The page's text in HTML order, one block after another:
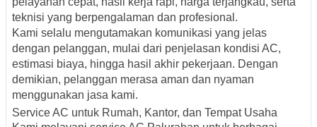
teknisi yang berpengalaman dan profesional.
Kami selalu mengutamakan komunikasi yang jelas
dengan pelanggan, mulai dari penjelasan kondisi AC,
estimasi biaya, hingga hasil akhir pekerjaan. Dengan
demikian, pelanggan merasa aman dan nyaman
menggunakan jasa kami.
Service AC untuk Rumah, Kantor, dan Tempat Usaha